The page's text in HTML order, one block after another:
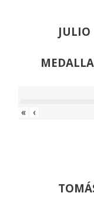
JULIO
« ‹